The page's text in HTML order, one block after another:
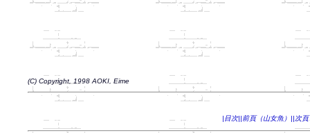
(C) Copyright, 1998 AOKI, Eime
|目次||前頁（山女魚）||次